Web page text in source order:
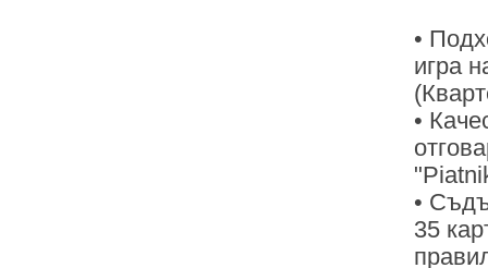
•
игра
•
•
35